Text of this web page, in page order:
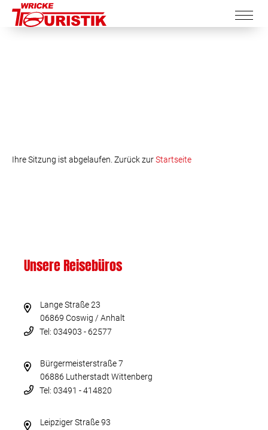
Ihre Sitzung ist abgelaufen. Zurück zurStartseite
Unsere Reisebüros
Lange Straße 23
06869 Coswig / Anhalt
Tel: 034903 - 62577
Bürgermeisterstraße 7
06886 Lutherstadt Wittenberg
Tel: 03491 - 414820
Leipziger Straße 93